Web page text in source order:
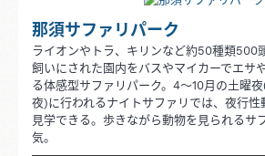
那須サファリパーク
ライオンやトラ、キリンなど約50種類500
飼いにされた園内をバスやマイカーでエサ
る体感型サファリパーク。4～10月の土曜
夜)に行われるナイトサファリでは、夜行性
見学できる。歩きながら動物を見られるサ
気。